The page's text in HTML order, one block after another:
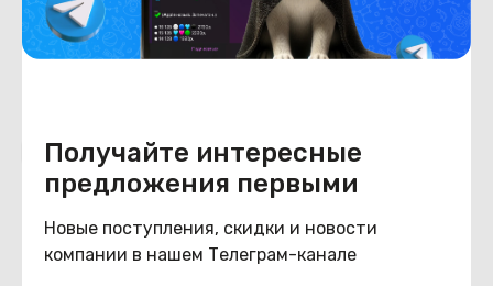
Получайте интересные
предложения первыми
Новые поступления, скидки и новости
компании в нашем Телеграм-канале
Похожие товары